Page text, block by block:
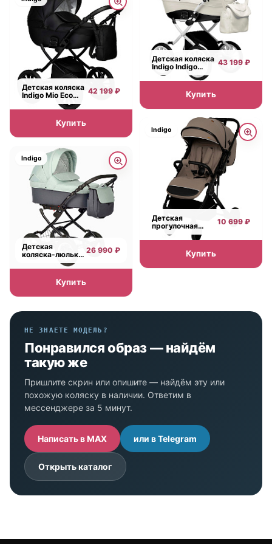
Детская коляска
Indigo Mio Eco
Plus 14 2 в 1
42 199 ₽
Купить
Indigo
Детская
коляска-люлька
Indigo Blues
Classic на черной
26 990 ₽
Купить
Детская коляска
Indigo Indigo
Special Plus 14 2 в
1 на белой раме
43 199 ₽
Купить
Indigo
Детская
прогулочная
коляска Indigo
Volt
10 699 ₽
Купить
НЕ ЗНАЕТЕ МОДЕЛЬ?
Понравился образ — найдём
такую же
Пришлите скрин или опишите — найдём эту или
похожую коляску в наличии. Ответим в
мессенджере за 5 минут.
Написать в MAX или в Telegram
Открыть каталог